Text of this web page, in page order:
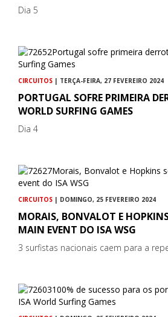
Dia 5
CIRCUITOS | TERÇA-FEIRA, 27 FEVEREIRO 2024
PORTUGAL SOFRE PRIMEIRA
WORLD SURFING GAMES
Dia 4
CIRCUITOS | DOMINGO, 25 FEVEREIRO 2024
MORAIS, BONVALOT E
MAIN EVENT DO ISA WSG
3 surfistas nacionais caem para a